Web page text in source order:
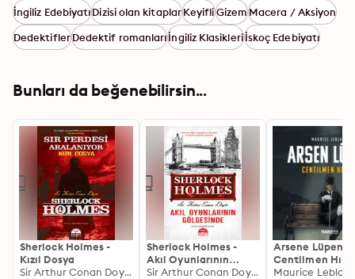
İngiliz EdebiyatıDizisi olan kitaplarKeyifliGizemMacera / Aksiyon
DedektiflerDedektif romanlarıİngiliz Klasikleriİskoç Edebiyatı
Bunları da beğenebilirsin...
Sherlock Holmes -
Kızıl Dosya
Sir Arthur Conan Doyle
Sherlock Holmes -
Akıl Oyunlarının
Gölgesinde
Sir Arthur Conan Doyle
Arsene Lüpen -
Centilmen
Maurice